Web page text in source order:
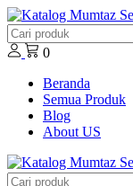
0
Beranda
Semua Produk
Blog
About US